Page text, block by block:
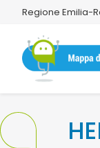
Regione Emilia-